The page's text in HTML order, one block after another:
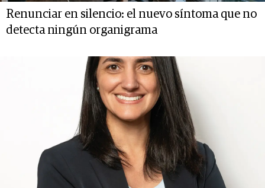
Renunciar en silencio: el nuevo síntoma que no
detecta ningún organigrama